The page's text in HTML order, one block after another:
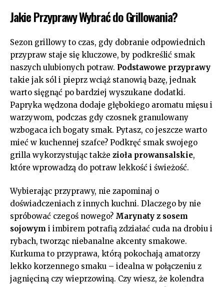
Jakie Przyprawy⁣ Wybrać do Grillowania?
Sezon grillowy to ⁢czas, gdy ⁢dobranie odpowiednich ​
przypraw staje⁢ się kluczowe, by podkreślić smak
naszych ⁤ulubionych potraw. Podstawowe‍ przyprawy
takie ‌jak sól i pieprz wciąż stanowią bazę, jednak‍
warto‌ sięgnąć⁤ po bardziej wyszukane dodatki.
Papryka wędzona ⁢dodaje głębokiego aromatu mięsu i
warzywom, ⁤podczas gdy ​czosnek granulowany
wzbogaca ich ⁢bogaty smak.‌ Pytasz, ⁢co jeszcze warto
mieć w kuchennej ⁢szafce? Podkręć smak‌ swojego
grilla wykorzystując⁢ także zioła prowansalskie,
które wprowadzą do potraw lekkość i świeżość.
Wybierając przyprawy, nie zapominaj o
‌doświadczeniach z innych kuchni. ⁣Dlaczego by nie
⁣spróbować czegoś nowego? Marynaty z⁣ sosem
sojowym i imbirem potrafią zdziałać ‌cuda na drobiu i
rybach, ⁢tworząc niebanalne akcenty smakowe.
Kurkuma to przyprawa, którą pokochają amatorzy
lekko korzennego⁤ smaku – idealna w połączeniu z
jagnięciną czy wieprzowiną. Czy wiesz, że ‍kolendra